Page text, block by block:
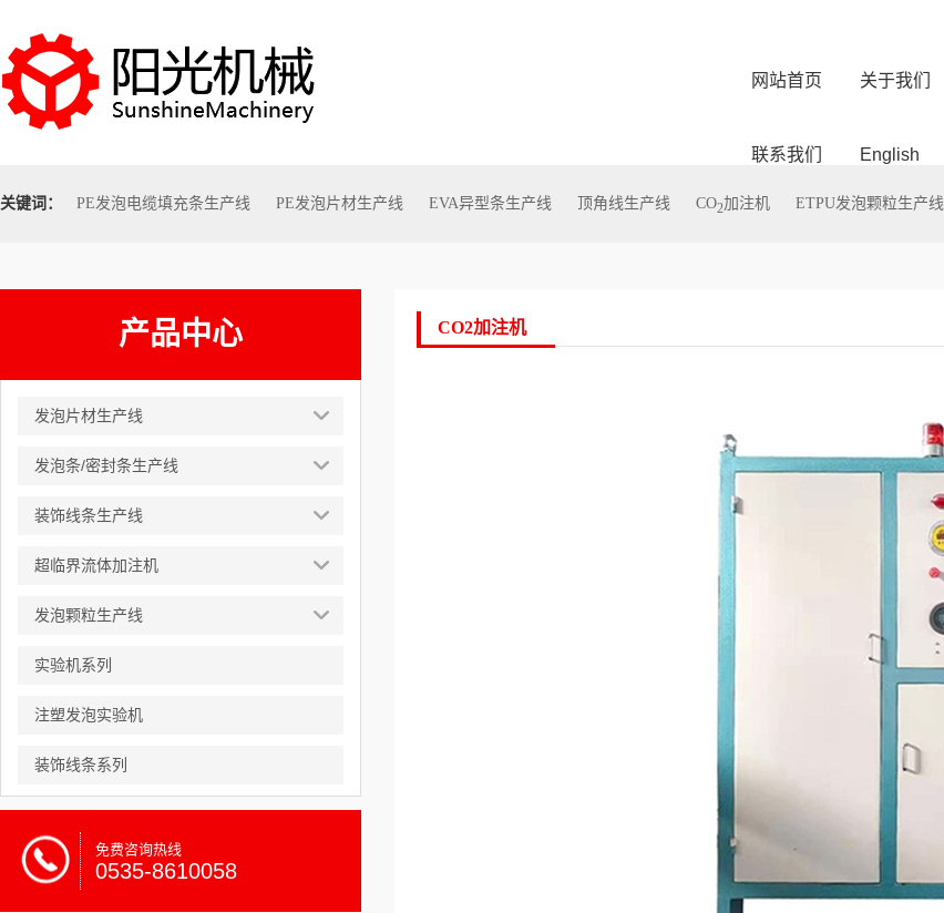
网站首页 关于我们
联系我们 English
关键词： PE发泡电缆填充条生产线 PE发泡片材生产线 EVA异型条生产线 顶角线生产线 CO2加注机 ETPU发泡颗粒生产线
产品中心
发泡片材生产线
发泡条/密封条生产线
装饰线条生产线
超临界流体加注机
发泡颗粒生产线
实验机系列
注塑发泡实验机
装饰线条系列
免费咨询热线
0535-8610058
CO2加注机